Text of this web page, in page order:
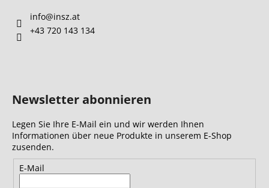
info@insz.at
+43 720 143 134
Newsletter abonnieren
Legen Sie Ihre E-Mail ein und wir werden Ihnen
Informationen über neue Produkte in unserem E-Shop
zusenden.
E-Mail